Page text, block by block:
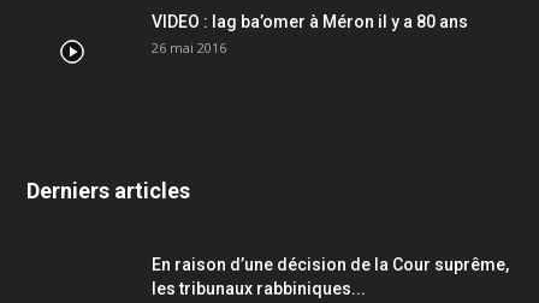
VIDEO : lag ba’omer à Méron il y a 80 ans
26 mai 2016
Derniers articles
En raison d’une décision de la Cour suprême,
les tribunaux rabbiniques...